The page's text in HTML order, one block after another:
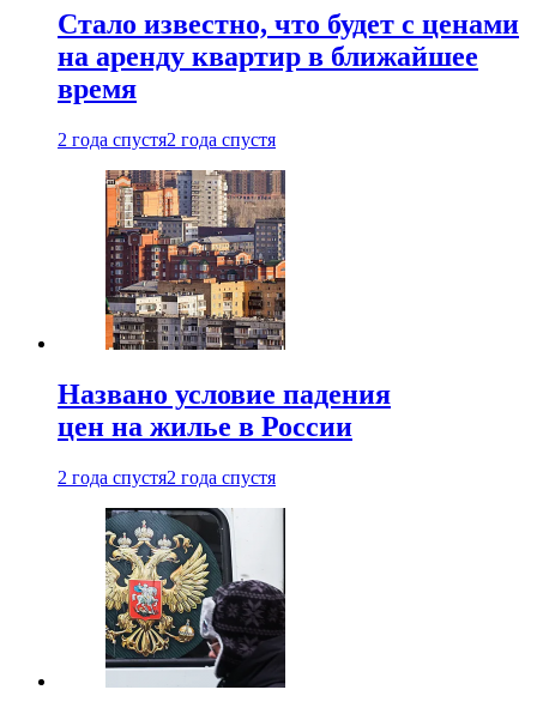
Стало известно, что будет с ценами
на аренду квартир в ближайшее
время
2 года спустя2 года спустя
Названо условие падения
цен на жилье в России
2 года спустя2 года спустя